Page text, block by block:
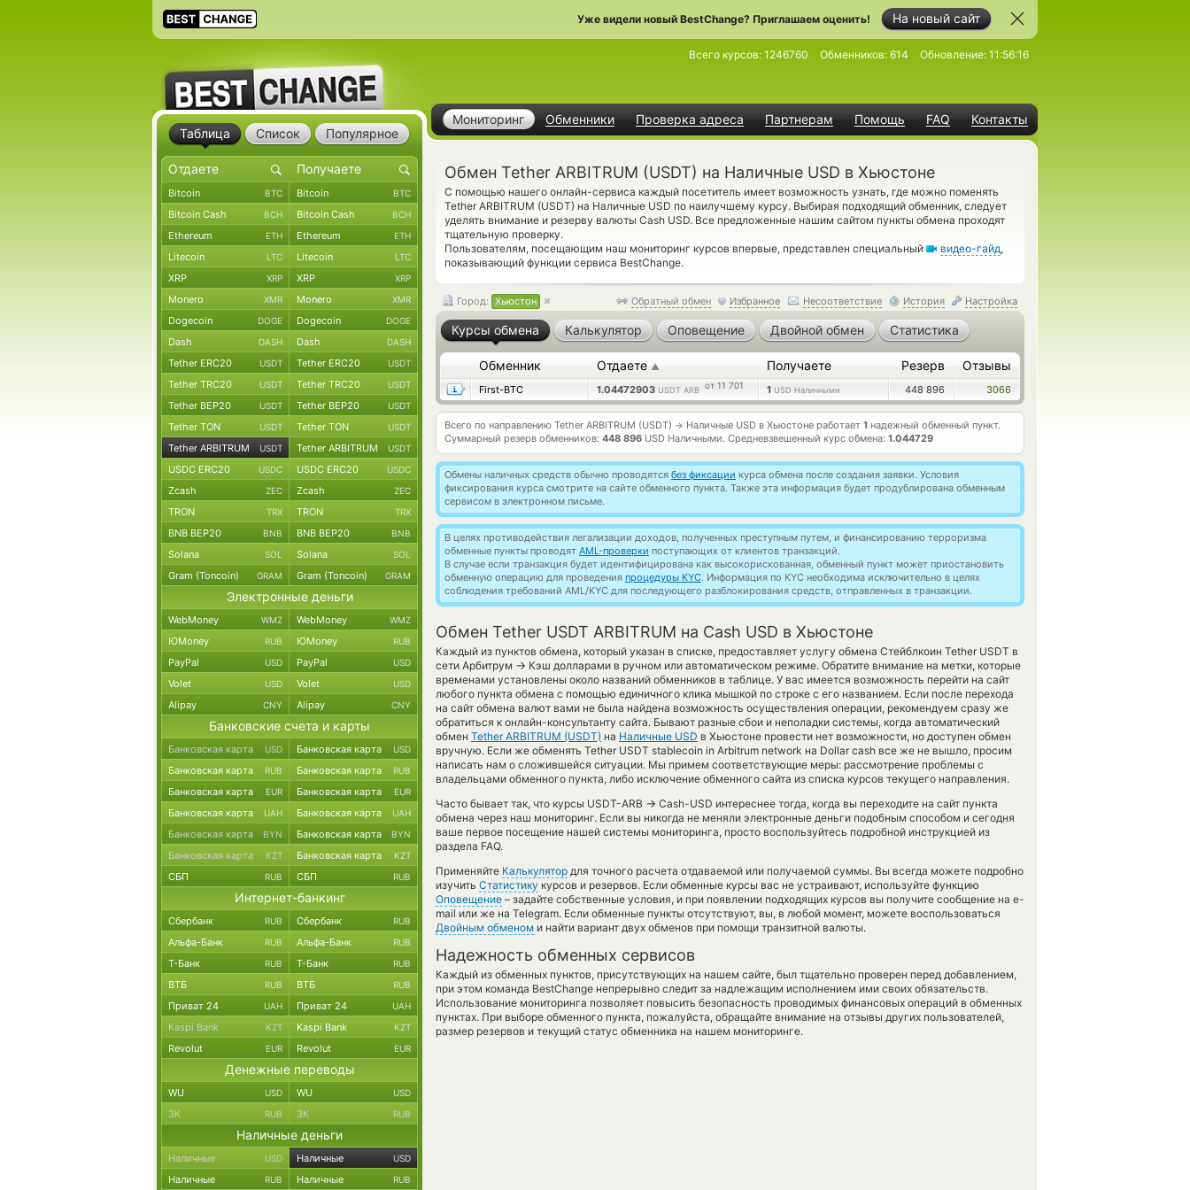
На новый сайт
Уже видели новый BestChange? Приглашаем оценить!
Мониторинг Обменники Проверка адреса Партнерам Помощь FAQ Контакты
Всего курсов: 1246760 Обменников: 614 Обновление: 11:56:16
Обмен Tether ARBITRUM (USDT) на Наличные USD в Хьюстоне
С помощью нашего онлайн-сервиса каждый посетитель имеет возможность узнать, где можно поменять
Tether ARBITRUM (USDT) на Наличные USD по наилучшему курсу. Выбирая подходящий обменник, следует
уделять внимание и резерву валюты Cash USD. Все предложенные нашим сайтом пункты обмена проходят
тщательную проверку.
Пользователям, посещающим наш мониторинг курсов впервые, представлен специальный
видео-гайд,
показывающий функции сервиса BestChange.
Обратный обмен Избранное Несоответствие История Настройка
Город: Хьюстон
Курсы обмена Калькулятор Оповещение Двойной обмен Статистика
Обменник Отдаете ▲ Получаете Резерв Отзывы
First-BTC 1.04472903 USDT ARB от 11 701 1 USD Наличными 448 896 3066
Всего по направлению Tether ARBITRUM (USDT) → Наличные USD в Хьюстоне работает 1 надежный обменный пункт.
Суммарный резерв обменников: 448 896 USD Наличными. Средневзвешенный курс обмена: 1.044729
Обмены наличных средств обычно проводятся без фиксации курса обмена после создания заявки. Условия
фиксирования курса смотрите на сайте обменного пункта. Также эта информация будет продублирована обменным
сервисом в электронном письме.
В целях противодействия легализации доходов, полученных преступным путем, и финансированию терроризма
обменные пункты проводят AML-проверки поступающих от клиентов транзакций.
В случае если транзакция будет идентифицирована как высокорискованная, обменный пункт может приостановить
обменную операцию для проведения процедуры KYC. Информация по KYC необходима исключительно в целях
соблюдения требований AML/KYC для последующего разблокирования средств, отправленных в транзакции.
Обмен Tether USDT ARBITRUM на Cash USD в Хьюстоне
Каждый из пунктов обмена, который указан в списке, предоставляет услугу обмена Стейблкоин Tether USDT в
сети Арбитрум → Кэш долларами в ручном или автоматическом режиме. Обратите внимание на метки, которые
временами установлены около названий обменников в таблице. У вас имеется возможность перейти на сайт
любого пункта обмена с помощью единичного клика мышкой по строке с его названием. Если после перехода
на сайт обмена валют вами не была найдена возможность осуществления операции, рекомендуем сразу же
обратиться к онлайн-консультанту сайта. Бывают разные сбои и неполадки системы, когда автоматический
обмен Tether ARBITRUM (USDT) на Наличные USD в Хьюстоне провести нет возможности, но доступен обмен
вручную. Если же обменять Tether USDT stablecoin in Arbitrum network на Dollar cash все же не вышло, просим
написать нам о сложившейся ситуации. Мы примем соответствующие меры: рассмотрение проблемы с
владельцами обменного пункта, либо исключение обменного сайта из списка курсов текущего направления.
Часто бывает так, что курсы USDT-ARB → Cash-USD интереснее тогда, когда вы переходите на сайт пункта
обмена через наш мониторинг. Если вы никогда не меняли электронные деньги подобным способом и сегодня
ваше первое посещение нашей системы мониторинга, просто воспользуйтесь подробной инструкцией из
раздела FAQ.
Применяйте Калькулятор для точного расчета отдаваемой или получаемой суммы. Вы всегда можете подробно
изучить Статистику курсов и резервов. Если обменные курсы вас не устраивают, используйте функцию
Оповещение – задайте собственные условия, и при появлении подходящих курсов вы получите сообщение на e-
mail или же на Telegram. Если обменные пункты отсутствуют, вы, в любой момент, можете воспользоваться
Двойным обменом и найти вариант двух обменов при помощи транзитной валюты.
Надежность обменных сервисов
Каждый из обменных пунктов, присутствующих на нашем сайте, был тщательно проверен перед добавлением,
при этом команда BestChange непрерывно следит за надлежащим исполнением ими своих обязательств.
Использование мониторинга позволяет повысить безопасность проводимых финансовых операций в обменных
пунктах. При выборе обменного пункта, пожалуйста, обращайте внимание на отзывы других пользователей,
размер резервов и текущий статус обменника на нашем мониторинге.
Таблица Список Популярное
Bitcoin BTC Bitcoin BTC
Bitcoin Cash BCH Bitcoin Cash BCH
Ethereum ETH Ethereum ETH
Litecoin LTC Litecoin LTC
XRP XRP XRP XRP
Monero XMR Monero XMR
Dogecoin DOGE Dogecoin DOGE
Dash DASH Dash DASH
Tether ERC20 USDT Tether ERC20 USDT
Tether TRC20 USDT Tether TRC20 USDT
Tether BEP20 USDT Tether BEP20 USDT
Tether TON USDT Tether TON USDT
Tether ARBITRUM USDT Tether ARBITRUM USDT
USDC ERC20 USDC USDC ERC20 USDC
Zcash ZEC Zcash ZEC
TRON TRX TRON TRX
BNB BEP20 BNB BNB BEP20 BNB
Solana SOL Solana SOL
Gram (Toncoin) GRAM Gram (Toncoin) GRAM
Электронные деньги
WebMoney WMZ WebMoney WMZ
ЮMoney RUB ЮMoney RUB
PayPal USD PayPal USD
Volet USD Volet USD
Alipay CNY Alipay CNY
Банковские счета и карты
Банковская карта USD Банковская карта USD
Банковская карта RUB Банковская карта RUB
Банковская карта EUR Банковская карта EUR
Банковская карта UAH Банковская карта UAH
Банковская карта BYN Банковская карта BYN
Банковская карта KZT Банковская карта KZT
СБП RUB СБП RUB
Интернет-банкинг
Сбербанк RUB Сбербанк RUB
Альфа-Банк RUB Альфа-Банк RUB
Т-Банк RUB Т-Банк RUB
ВТБ RUB ВТБ RUB
Приват 24 UAH Приват 24 UAH
Kaspi Bank KZT Kaspi Bank KZT
Revolut EUR Revolut EUR
Денежные переводы
WU USD WU USD
ЗК RUB ЗК RUB
Наличные деньги
Наличные USD Наличные USD
Наличные RUB Наличные RUB